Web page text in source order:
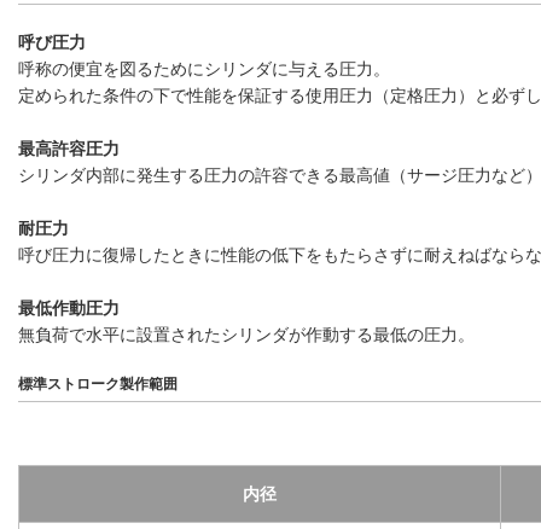
呼び圧力
呼称の便宜を図るためにシリンダに与える圧力。
定められた条件の下で性能を保証する使用圧力（定格圧力）と必ず
最高許容圧力
シリンダ内部に発生する圧力の許容できる最高値（サージ圧力など
耐圧力
呼び圧力に復帰したときに性能の低下をもたらさずに耐えねばなら
最低作動圧力
無負荷で水平に設置されたシリンダが作動する最低の圧力。
標準ストローク製作範囲
内径